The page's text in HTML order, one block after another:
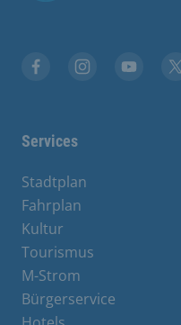
Services
Stadtplan
Fahrplan
Kultur
Tourismus
M-Strom
Bürgerservice